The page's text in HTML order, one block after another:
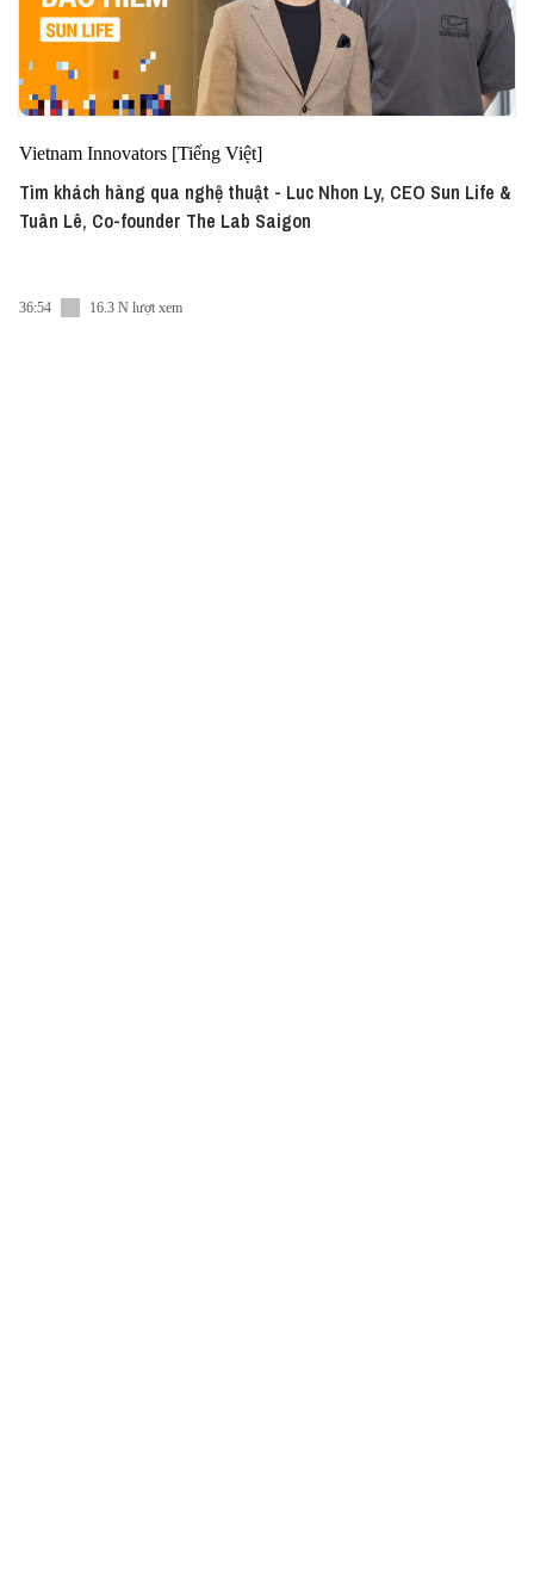
Vietnam Innovators [Tiếng Việt]
Tìm khách hàng qua nghệ thuật - Luc Nhon Ly, CEO Sun Life &
Tuân Lê, Co-founder The Lab Saigon
36:54 16.3 N lượt xem